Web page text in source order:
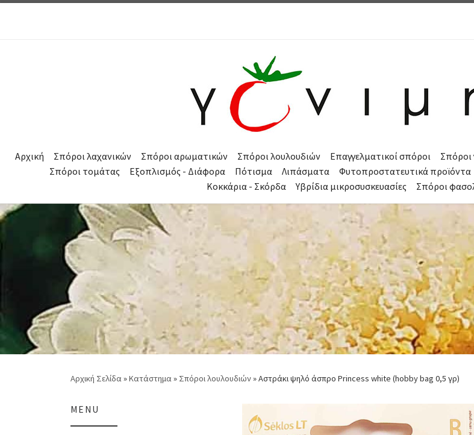
Αρχική Σπόροι λαχανικών Σπόροι αρωματικών Σπόροι λουλουδιών Επαγγελματικοί σπόροι Σπόροι
Σπόροι τομάτας
Εξοπλισμός - Διάφορα Πότισμα Λιπάσματα Φυτοπροστατευτικά προϊόντα
Κοκκάρια - Σκόρδα
Υβρίδια μικροσυσκευασίες Σπόροι
Αρχική Σελίδα »Κατάστημα » Σπόροι λουλουδιών»Αστράκι ψηλό άσπρο Princess white (hobby bag 0,5 γρ)
MENU